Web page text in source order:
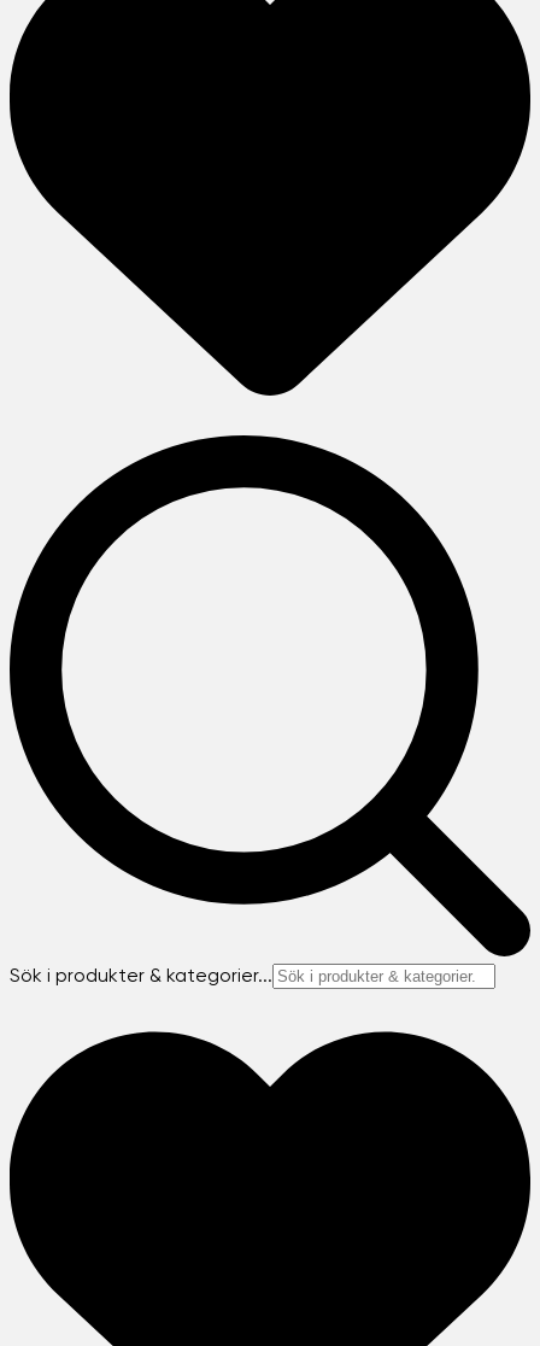
Sök i produkter & kategorier...